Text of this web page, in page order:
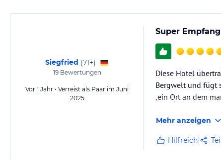
Siegfried (71+)
19Bewertungen
Vor 1 Jahr • Verreist als Paar im Juni
2025
Super
Diese Hotel
Bergwelt und fügt
,ein Ort an dem
Mehr anzeigen
Hilfreich